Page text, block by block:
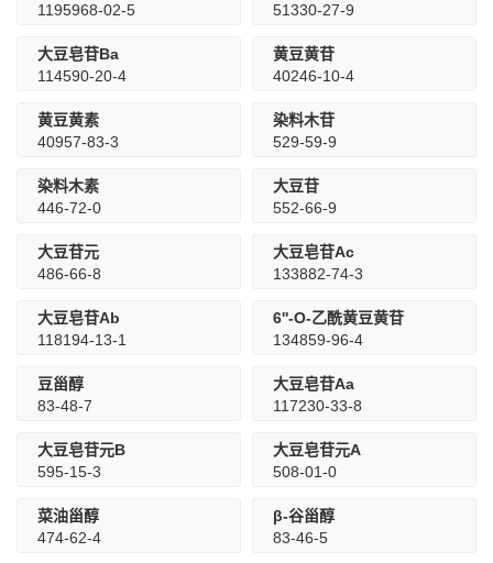
1195968-02-5
51330-27-9
大豆皂苷Ba
114590-20-4
黄豆黄苷
40246-10-4
黄豆黄素
40957-83-3
染料木苷
529-59-9
染料木素
446-72-0
大豆苷
552-66-9
大豆苷元
486-66-8
大豆皂苷Ac
133882-74-3
大豆皂苷Ab
118194-13-1
6''-O-乙酰黄豆黄苷
134859-96-4
豆甾醇
83-48-7
大豆皂苷Aa
117230-33-8
大豆皂苷元B
595-15-3
大豆皂苷元A
508-01-0
菜油甾醇
474-62-4
β-谷甾醇
83-46-5